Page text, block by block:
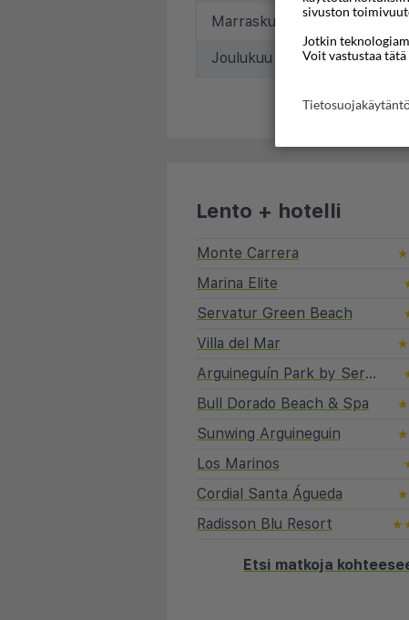
Marraskuu 24°C
Joulukuu 22°C
Lento + hotelli
Monte Carrera
Marina Elite
Servatur Green Beach
Villa del Mar
Arguineguín Park by Servatur
Bull Dorado Beach & Spa
Sunwing Arguineguin
Los Marinos
Cordial Santa Águeda
Radisson Blu Resort
Etsi matkoja
sivuston
Jotkin
Voit vastustaa